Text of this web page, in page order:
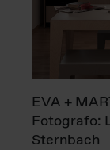
EVA +
Fotografo:
Sternbach